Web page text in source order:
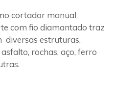
cortador manual
com fio diamantado traz
diversas estruturas,
rochas, aço, ferro